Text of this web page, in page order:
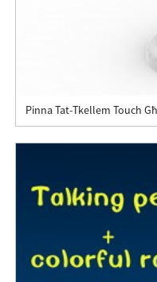
Pinna Tat-Tkellem Touch